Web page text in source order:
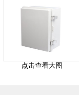
点击查看大图